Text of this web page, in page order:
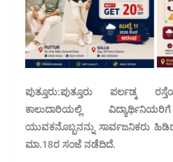
ಪುತ್ತೂರು:ಪುತ್ತೂರು ಪರ್ಲಡ್ಕ
ಕಾಲುದಾರಿಯಲ್ಲಿ
ಯುವಕನೊಬ್ಬನನ್ನು ಸಾರ್ವಜನಿಕರು
ಮಾ.18ರ ಸಂಜೆ ನಡೆದಿದೆ.